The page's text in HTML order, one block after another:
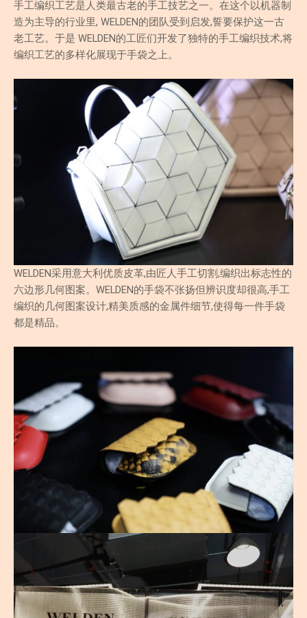
手工编织工艺是人类最古老的手工技艺之一。在这个以机器制
造为主导的行业里, WELDEN的团队受到启发,誓要保护这一古
老工艺。于是 WELDEN的工匠们开发了独特的手工编织技术,将
编织工艺的多样化展现于手袋之上。
WELDEN采用意大利优质皮革,由匠人手工切割,编织出标志性的
六边形几何图案。WELDEN的手袋不张扬但辨识度却很高,手工
编织的几何图案设计,精美质感的金属件细节,使得每一件手袋
都是精品。